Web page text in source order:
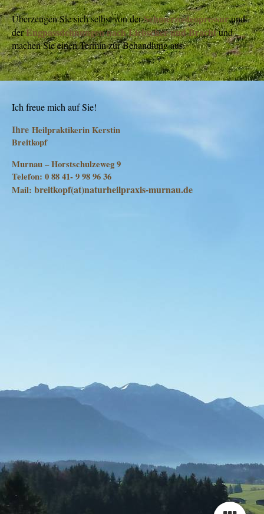
Überzeugen Sie sich selbst von derSchmerzosteopressurund
derEngpassdehnungen nach Liebscher und Brachtund
machen Sie einen Termin zur Behandlung aus.
Ich freue mich auf Sie!
Ihre Heilpraktikerin Kerstin
Breitkopf
Murnau – Horstschulzeweg 9
Telefon: 0 88 41- 9 98 96 36
Mail: breitkopf(at)naturheilpraxis-murnau.de